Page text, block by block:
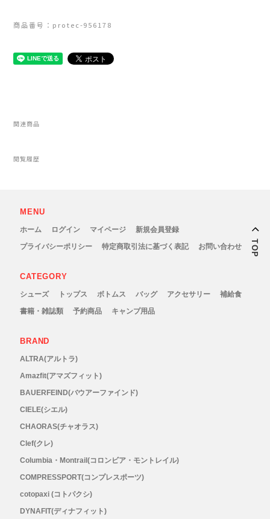
LUNA SANDALS(ルナサンダル)
MARSQUEST(マーズクエスト)
milestone(マイルストーン)
MMA(マウンテンマーシャルアーツ)
ドウェア)
MYSTERY RANCH (ミステリーランチ)
New Era(ニューエラ)
New-HALE(ニューハレ)
NNORMAL(ノーマル)
NORTEC (ノルテック)
OLENO(オレノ)
OMM(オリジナルマウンテンマラソン)
On Running(オンランニング)
商品番号：protec-956178
関連商品
閲覧履歴
MENU
ホーム ログイン マイページ
新規会員登録
プライバシーポリシー
特定商取引法に基づく表記 お問い合わせ
CATEGORY
シューズ トップス ボトムス バッグ アクセサリー
補給食
書籍・雑誌類
予約商品 キャンプ用品
BRAND
ALTRA(アルトラ)
Amazfit(アマズフィット)
BAUERFEIND(バウアーファインド)
CIELE(シエル)
CHAORAS(チャオラス)
Clef(クレ)
Columbia・Montrail(コロンビア・モントレイル)
COMPRESSPORT(コンプレスポーツ)
cotopaxi (コトパクシ)
DYNAFIT(ディナフィット)
TOP